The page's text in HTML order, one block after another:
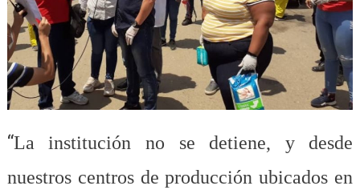
“La institución no se detiene, y desde
nuestros centros de producción ubicados en